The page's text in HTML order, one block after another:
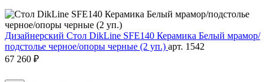
Дизайнерский Стол DikLine SFE140 Керамика Белый мрамор/
подстолье черное/опоры черные (2 уп.) арт. 1542
67 260 ₽